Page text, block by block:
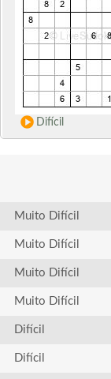
Difícil
Muito Difícil
Muito Difícil
Muito Difícil
Muito Difícil
Difícil
Difícil